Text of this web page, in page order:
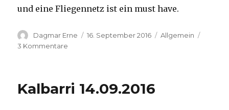
und eine Fliegennetz ist ein must have.
Autor
Dagmar Erne
Veröffentlicht
16. September 2016 Kategorien
Allgemein
3 Kommentare
Kalbarri 14.09.2016